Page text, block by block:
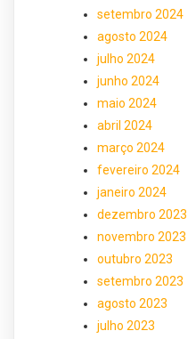
setembro 2024
agosto 2024
julho 2024
junho 2024
maio 2024
abril 2024
março 2024
fevereiro 2024
janeiro 2024
dezembro 2023
novembro 2023
outubro 2023
setembro 2023
agosto 2023
julho 2023